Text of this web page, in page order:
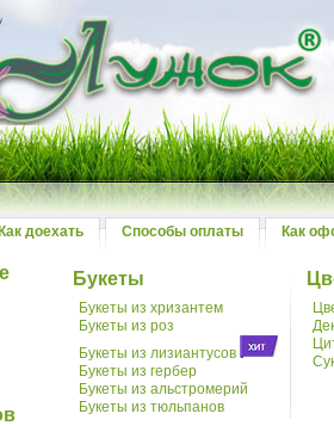
Как доехать Способы оплаты Как
Букеты
Букеты из хризантем
Букеты из роз
Букеты из лизиантусов
Букеты из гербер
Букеты из альстромерий
Букеты из тюльпанов